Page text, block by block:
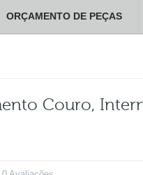
ORÇAMENTO DE PEÇAS
Couro,